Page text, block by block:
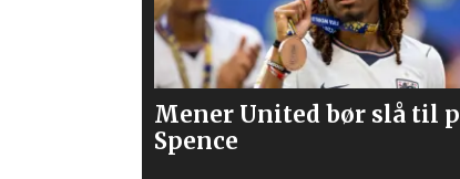
Flere journalister: Rodri
Barcelona over Real